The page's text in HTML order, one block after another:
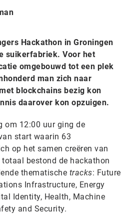
Hackathon in Groningen
suikerfabriek. Voor het
omgebouwd tot een plek
man zich naar
blockchains bezig kon
daarover kon opzuigen.
om 12:00 uur ging de
start waarin 63
op het samen creëren van
bestond de hackathon
thematische tracks: Future
Infrastructure, Energy
Identity, Health, Machine
and Security.